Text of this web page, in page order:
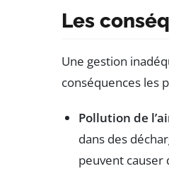
Les
Une gestion
conséquences les
Pollution de
dans des
peuvent causer